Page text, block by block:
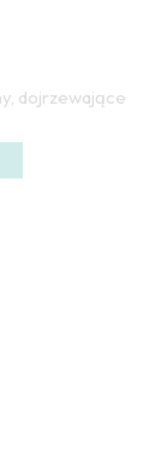
dojrzewające